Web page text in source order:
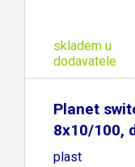
skladem u
dodavatele
Planet
8x10/100,
plast